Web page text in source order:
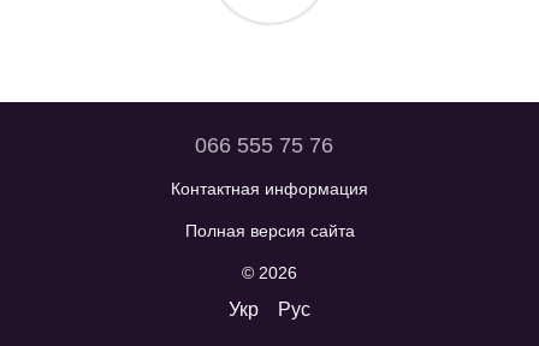
066 555 75 76
Контактная информация
Полная версия сайта
© 2026
Укр Рус